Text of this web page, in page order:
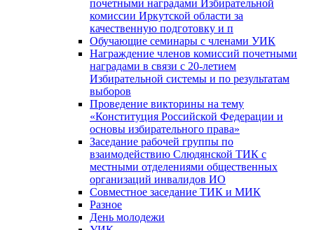
почетными наградами Избирательной
комиссии Иркутской области за
качественную подготовку и п
Обучающие семинары с членами УИК
Награждение членов комиссий почетными
наградами в связи с 20-летием
Избирательной системы и по результатам
выборов
Проведение викторины на тему
«Конституция Российской Федерации и
основы избирательного права»
Заседание рабочей группы по
взаимодействию Слюдянской ТИК с
местными отделениями общественных
организаций инвалидов ИО
Совместное заседание ТИК и МИК
Разное
День молодежи